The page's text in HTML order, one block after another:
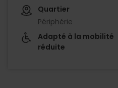
Quartier
Périphérie
Adapté à la mobilité
réduite